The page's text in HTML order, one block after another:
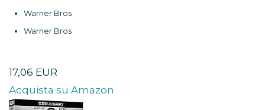
Warner Bros
Warner Bros
17,06 EUR
Acquista su Amazon